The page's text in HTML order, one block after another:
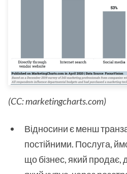
(CC: marketingcharts.com)
Відносини є менш
постійними. Послуга,
що бізнес, який продає,